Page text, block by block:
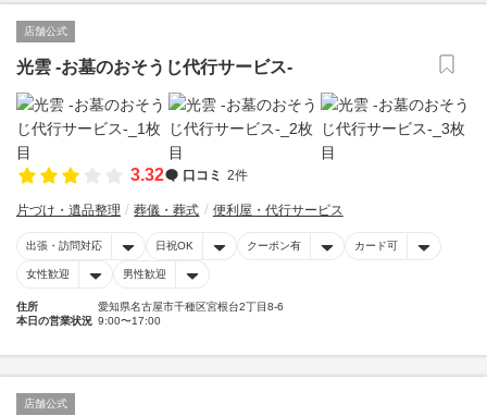
店舗公式
光雲 -お墓のおそうじ代行サービス-
3.32 口コミ 2件
片づけ・遺品整理 葬儀・葬式 便利屋・代行サービス
出張・訪問対応 日祝OK クーポン有 カード可
女性歓迎 男性歓迎
住所
愛知県名古屋市千種区宮根台2丁目8-6
本日の営業状況 9:00〜17:00
店舗公式